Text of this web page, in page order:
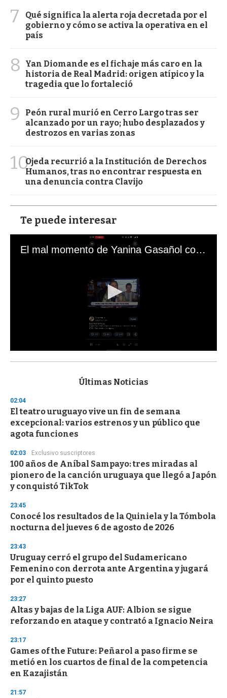
7
Qué significa la alerta roja decretada por el
gobierno y cómo se activa la operativa en el
país
8
Yan Diomande es el fichaje más caro en la
historia de Real Madrid: origen atípico y la
tragedia que lo fortaleció
9
Peón rural murió en Cerro Largo tras ser
alcanzado por un rayo; hubo desplazados y
destrozos en varias zonas
10Ojeda recurrió a la Institución de Derechos
Humanos, tras no encontrar respuesta en
una denuncia contra Clavijo
Te puede interesar
El mal momento de Yanina Gasañol con un hincha argentino en "Subrayado"
s
d
s
o
f
3
s
e
c
o
n
d
Últimas Noticias
02:04
El teatro uruguayo vive un fin de semana
excepcional: varios estrenos y un público que
agota funciones
02:03 Exclusivo suscriptores
100 años de Aníbal Sampayo: tres miradas al
pionero de la canción uruguaya que llegó a Japón
y conquistó TikTok
23:45
Conocé los resultados de la Quiniela y la Tómbola
nocturna del jueves 6 de agosto de 2026
23:43
Uruguay cerró el grupo del Sudamericano
Femenino con derrota ante Argentina y jugará
por el quinto puesto
23:27
Altas y bajas de la Liga AUF: Albion se sigue
reforzando en ataque y contrató a Ignacio Neira
23:17
Games of the Future: Peñarol a paso firme se
metió en los cuartos de final de la competencia
en Kazajistán
21:57